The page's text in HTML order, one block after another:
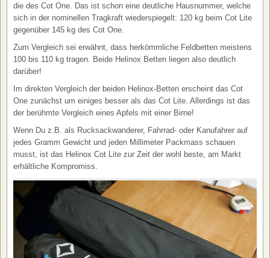
die des Cot One. Das ist schon eine deutliche Hausnummer, welche
sich in der nominellen Tragkraft wiederspiegelt: 120 kg beim Cot Lite
gegenüber 145 kg des Cot One.
Zum Vergleich sei erwähnt, dass herkömmliche Feldbetten meistens
100 bis 110 kg tragen. Beide Helinox Betten liegen also deutlich
darüber!
Im direkten Vergleich der beiden Helinox-Betten erscheint das Cot
One zunächst um einiges besser als das Cot Lite. Allerdings ist das
der berühmte Vergleich eines Apfels mit einer Birne!
Wenn Du z.B. als Rucksackwanderer, Fahrrad- oder Kanufahrer auf
jedes Gramm Gewicht und jeden Millimeter Packmass schauen
musst, ist das Helinox Cot Lite zur Zeit der wohl beste, am Markt
erhältliche Kompromiss.